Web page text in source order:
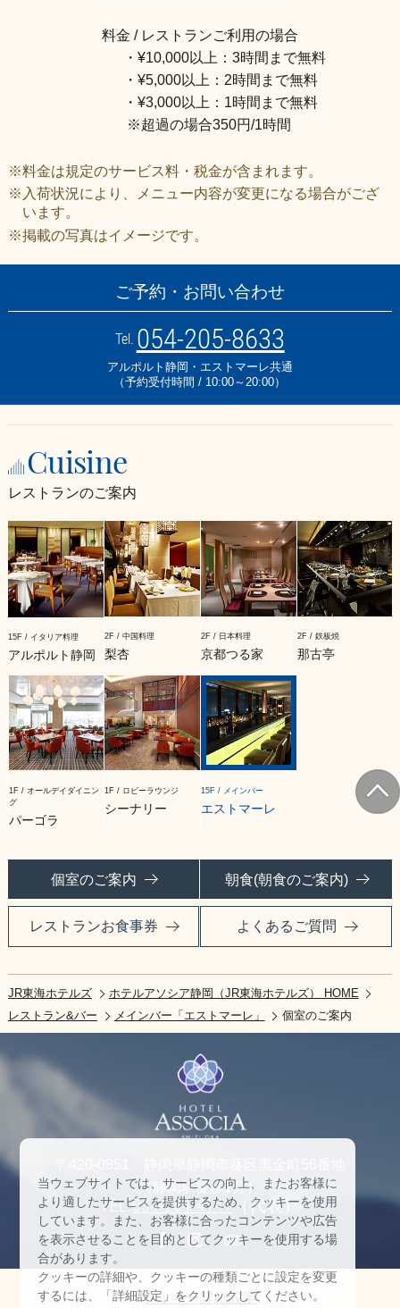
料金 / レストランご利用の場合
・¥10,000以上：3時間まで無料
・¥5,000以上：2時間まで無料
・¥3,000以上：1時間まで無料
※超過の場合350円/1時間
※料金は規定のサービス料・税金が含まれます。
※入荷状況により、メニュー内容が変更になる場合がござ
います。
※掲載の写真はイメージです。
ご予約・お問い合わせ
Tel. 054-205-8633
アルポルト静岡・エストマーレ共通
（予約受付時間 / 10:00～20:00）
Cuisine
レストランのご案内
15F / イタリア料理
アルポルト静岡
2F / 中国料理
梨杏
2F / 日本料理
京都つる家
2F / 鉄板焼
那古亭
1F / オールデイダイニン
グ
パーゴラ
1F / ロビーラウンジ
シーナリー
15F / メインバー
エストマーレ
個室のご案内 朝食(朝食のご案内)
レストランお食事券 よくあるご質問
JR東海ホテルズ
ホテルアソシア静岡（JR東海ホテルズ） HOME
レストラン&バー
メインバー「エストマーレ」 個室のご案内
（静岡駅徒歩1分）
TEL:054-254-4141（代表）
クッキー詳細設定
当ウェブサイトでは、サービスの向上、またお客様に
より適したサービスを提供するため、クッキーを使用
しています。また、お客様に合ったコンテンツや広告
を表示させることを目的としてクッキーを使用する場
合があります。
クッキーの詳細や、クッキーの種類ごとに設定を変更
するには、「詳細設定」をクリックしてください。